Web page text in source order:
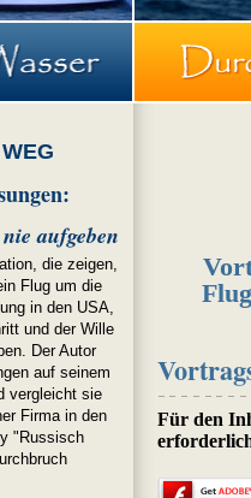
aufgeben
die zeigen,
Flug um die
in den USA,
und der Wille
Der Autor
auf seinem
vergleicht sie
Firma in den
"Russisch